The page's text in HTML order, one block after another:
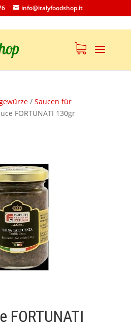
info@italyfoodshop.it
/ Saucen für
FORTUNATI 130gr